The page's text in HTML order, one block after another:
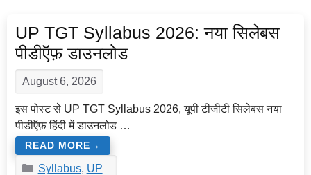
UP TGT Syllabus 2026: नया सिलेबस
पीडीऍफ़ डाउनलोड
August 6, 2026
इस पोस्ट से UP TGT Syllabus 2026, यूपी टीजीटी सिलेबस नया
पीडीऍफ़ हिंदी में डाउनलोड …
READ MORE
Categories
Syllabus, UP